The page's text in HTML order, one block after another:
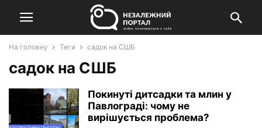
На головну Теги садок на СШБ
садок на СШБ
Покинуті дитсадки та млин у
Павлограді: чому не
вирішується проблема?